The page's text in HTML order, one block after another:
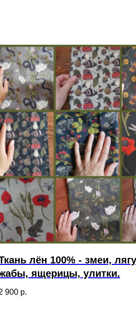
лён 100% - змеи,
ящерицы, улитки.
900 р.